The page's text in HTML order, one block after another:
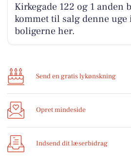
Kirkegade 122 og 1 anden
kommet til salg denne uge
boligerne her.
Send en gratis lykønskning
Opret mindeside
Indsend dit læserbidrag